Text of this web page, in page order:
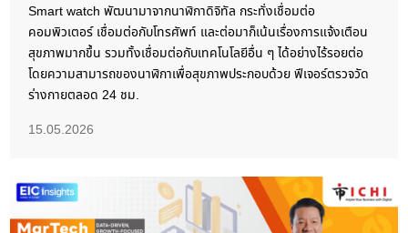
Smart watch พัฒนามาจากนาฬิกาดิจิทัล กระทั่งเชื่อมต่อ
คอมพิวเตอร์ เชื่อมต่อกับโทรศัพท์ และต่อมาก็เน้นเรื่องการแจ้งเตือน
สุขภาพมากขึ้น รวมทั้งเชื่อมต่อกับเทคโนโลยีอื่น ๆ ได้อย่างไร้รอยต่อ
โดยความสามารถของนาฬิกาเพื่อสุขภาพประกอบด้วย ฟีเจอร์ตรวจวัด
ร่างกายตลอด 24 ชม.
15.05.2026